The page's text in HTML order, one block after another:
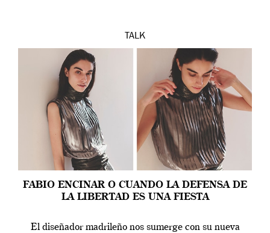
TALK
FABIO ENCINAR O CUANDO LA DEFENSA DE
LA LIBERTAD ES UNA FIESTA
El diseñador madrileño nos sumerge con su nueva